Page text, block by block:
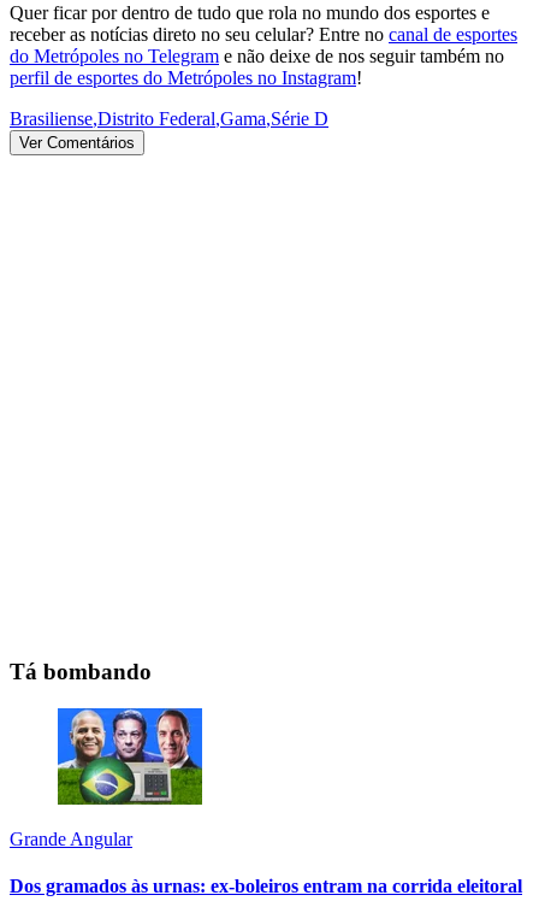
Quer ficar por dentro de tudo que rola no mundo dos esportes e
receber as notícias direto no seu celular? Entre no canal de esportes
do Metrópoles no Telegram e não deixe de nos seguir também no
perfil de esportes do Metrópoles no Instagram!
Brasiliense,Distrito Federal,Gama,Série D
Ver Comentários
Tá bombando
Grande Angular
Dos gramados às urnas: ex-boleiros entram na corrida eleitoral